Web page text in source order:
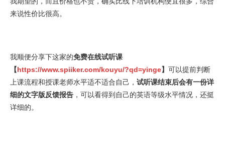
来说性价比很高。
我顺便分享下这家的免费在线试听课
【https://www.spiiker.com/kouyu/?qd=yinge】 可以提前判断
上课流程和授课老师水平适不适合自己， 试听课结束后会有一份详
细的文字版反馈报告 ，可以看得到自己的英语等级水平情况，还挺
详细的。